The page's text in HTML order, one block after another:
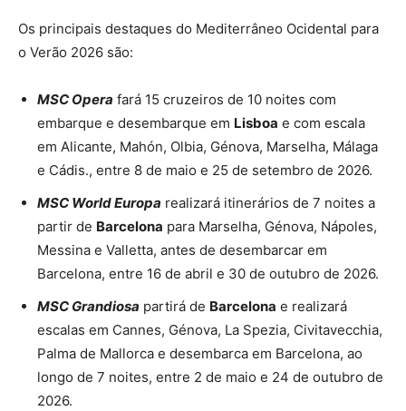
Os principais destaques do Mediterrâneo Ocidental para
o Verão 2026 são:
MSC Opera fará 15 cruzeiros de 10 noites com
embarque e desembarque em Lisboa e com escala
em Alicante, Mahón, Olbia, Génova, Marselha, Málaga
e Cádis., entre 8 de maio e 25 de setembro de 2026.
MSC World Europa realizará itinerários de 7 noites a
partir de Barcelona para Marselha, Génova, Nápoles,
Messina e Valletta, antes de desembarcar em
Barcelona, entre 16 de abril e 30 de outubro de 2026.
MSC Grandiosa partirá de Barcelona e realizará
escalas em Cannes, Génova, La Spezia, Civitavecchia,
Palma de Mallorca e desembarca em Barcelona, ao
longo de 7 noites, entre 2 de maio e 24 de outubro de
2026.